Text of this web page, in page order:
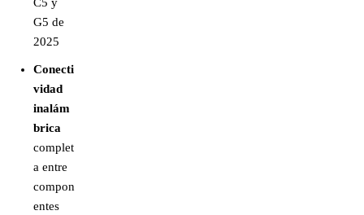
G5 de
2025
Conecti
vidad
inalám
brica
complet
a entre
compon
entes